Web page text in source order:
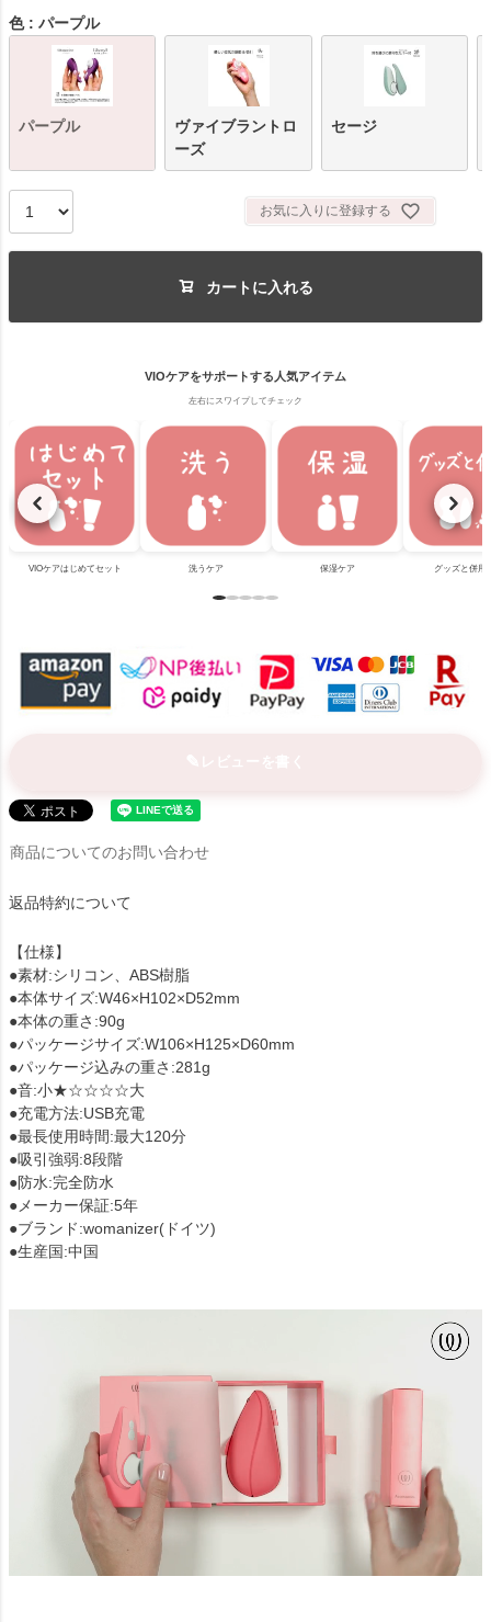
)
色 パープル
パープル
ヴァイブラントロ
ーズ
セージ
お気に入りに登録する
カートに入れる
VIOケアをサポートする人気アイテム
左右にスワイプしてチェック
VIOケアはじめてセット 洗うケア 保湿ケア グッズと併用
商品についてのお問い合わせ
返品特約について
【仕様】
●素材:シリコン、ABS樹脂
●本体サイズ:W46×H102×D52mm
●本体の重さ:90g
●パッケージサイズ:W106×H125×D60mm
●パッケージ込みの重さ:281g
●音:小★☆☆☆☆大
●充電方法:USB充電
●最長使用時間:最大120分
●吸引強弱:8段階
●防水:完全防水
●メーカー保証:5年
●ブランド:womanizer(ドイツ)
●生産国:中国